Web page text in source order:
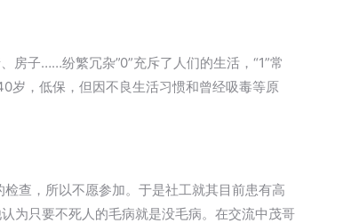
房子……纷繁冗杂”0”充斥了人们的生活，“1”常
岁，低保，但因不良生活习惯和曾经吸毒等原
查，所以不愿参加。于是社工就其目前患有高
为只要不死人的毛病就是没毛病。在交流中茂哥